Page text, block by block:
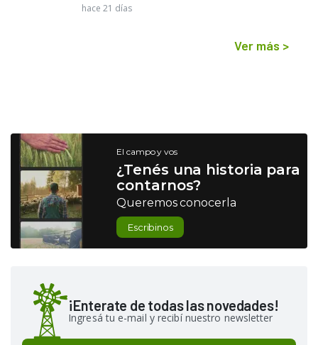
hace 21 días
Ver más >
El campo y vos
¿Tenés una historia para
contarnos?
Queremos conocerla
Escribinos
¡Enterate de todas las novedades!
Ingresá tu e-mail y recibí nuestro newsletter